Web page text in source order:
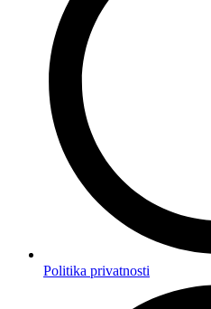
Politika privatnosti